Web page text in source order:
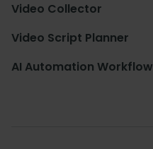
Video Collector
Video Script Planner
AI Automation Workflow